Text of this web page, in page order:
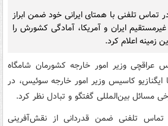
تماس تلفنی با همتای ایرانی خود ضمن ابراز
ایران و آمریکا، آمادگی کشورش را
زمینه اعلام کرد.
عراقچی وزیر امور خارجه کشورمان شامگاه
ایگنازیو کاسیس وزیر امور خارجه سوئیس، در
مسائل بین‌المللی گفتگو و تبادل نظر کرد.
تماس تلفنی ضمن قدردانی از نقش‌آفرینی